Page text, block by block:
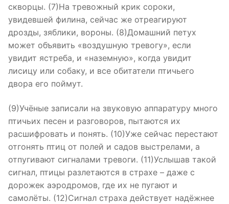
скворцы. (7)На тревожный крик сороки,
увидевшей филина, сейчас же отреагируют
дрозды, зяблики, вороны. (8)Домашний петух
может объявить «воздушную тревогу», если
увидит ястреба, и «наземную», когда увидит
лисицу или собаку, и все обитатели птичьего
двора его поймут.
(9)Учёные записали на звуковую аппаратуру много
птичьих песен и разговоров, пытаются их
расшифровать и понять. (10)Уже сейчас перестают
отгонять птиц от полей и садов выстрелами, а
отпугивают сигналами тревоги. (11)Услышав такой
сигнал, птицы разлетаются в страхе – даже с
дорожек аэродромов, где их не пугают и
самолёты. (12)Сигнал страха действует надёжнее